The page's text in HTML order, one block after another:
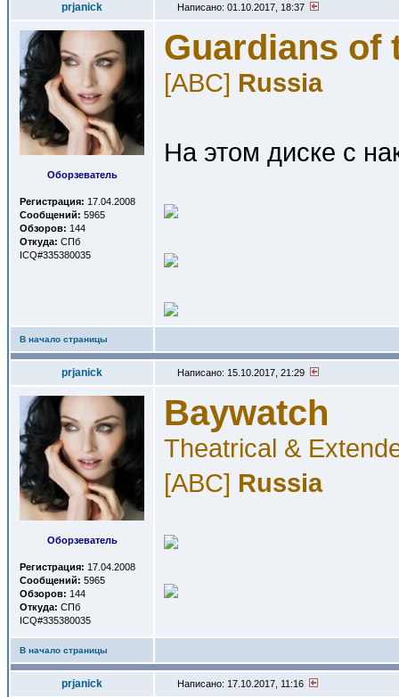
prjanick Написано: 01.10.2017, 18:37
Оборзеватель
Регистрация: 17.04.2008
Сообщений: 5965
Обзоров: 144
Откуда: СПб
ICQ#335380035
Guardians of
[ABC] Russia
На этом диске с
В начало страницы
prjanick Написано: 15.10.2017, 21:29
Оборзеватель
Регистрация: 17.04.2008
Сообщений: 5965
Обзоров: 144
Откуда: СПб
ICQ#335380035
Baywatch
Theatrical &
[ABC] Russia
В начало страницы
prjanick Написано: 17.10.2017, 11:16